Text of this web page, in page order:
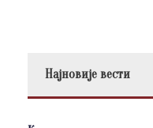
Најновије вести